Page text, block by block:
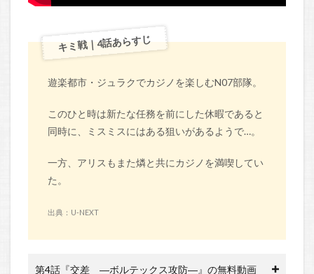
キミ戦｜4話あらすじ
遊楽都市・ジュラクでカジノを楽しむN07部隊。
このひと時は新たな任務を前にした休暇であると
同時に、ミスミスにはある狙いがあるようで…。
一方、アリスもまた燐と共にカジノを満喫してい
た。
出典：U-NEXT
第4話『交差 ―ボルテックス攻防―』の無料動画